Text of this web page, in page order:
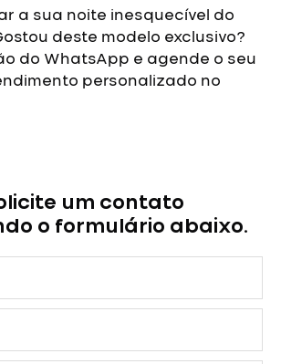
a sua noite inesquecível do
deste modelo exclusivo?
do WhatsApp e agende o seu
personalizado no
um contato
o formulário abaixo.